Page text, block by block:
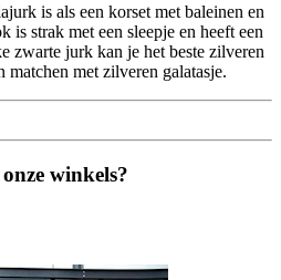
is als een korset met baleinen en
is strak met een sleepje en heeft een
zwarte jurk kan je het beste zilveren
matchen met zilveren galatasje.
winkels?